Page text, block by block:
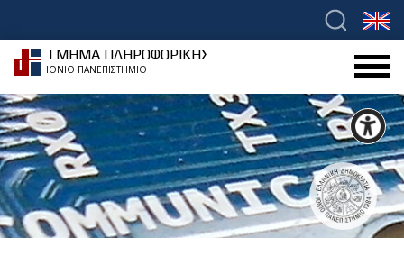
ΤΜΗΜΑ ΠΛΗΡΟΦΟΡΙΚΗΣ
ΙΟΝΙΟ ΠΑΝΕΠΙΣΤΗΜΙΟ